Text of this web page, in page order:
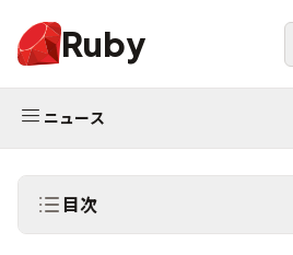
Ruby
ニュース
目次